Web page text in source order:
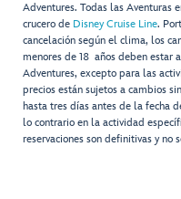
Adventures. Todas las Aventuras
crucero de Disney Cruise Line.
cancelación según el clima, los
menores de 18 años deben estar
Adventures, excepto para las
precios están sujetos a cambios
hasta tres días antes de la fecha
lo contrario en la actividad
reservaciones son definitivas y no